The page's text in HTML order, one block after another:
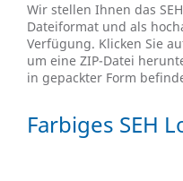
Wir stellen Ihnen das
Dateiformat und als
Verfügung. Klicken Sie
um eine ZIP-Datei
in gepackter Form
Farbiges SEH